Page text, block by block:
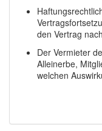
den Vertrag
Der Vermieter
Alleinerbe,
welchen